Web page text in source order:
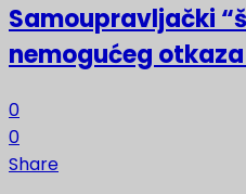
Samoupravljački
nemogućeg
0
0
Share